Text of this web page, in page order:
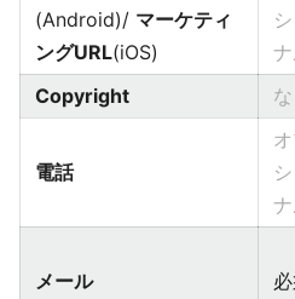
(Android)/ マーケティ
ングURL(iOS)
Copyright
電話
メール